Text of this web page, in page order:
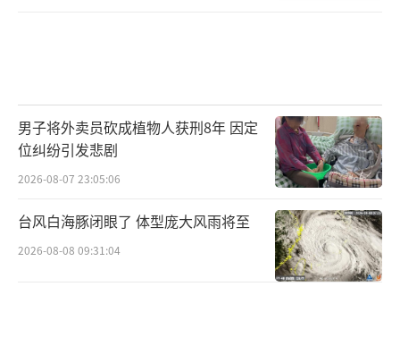
男子将外卖员砍成植物人获刑8年 因定
位纠纷引发悲剧
2026-08-07 23:05:06
台风白海豚闭眼了 体型庞大风雨将至
2026-08-08 09:31:04